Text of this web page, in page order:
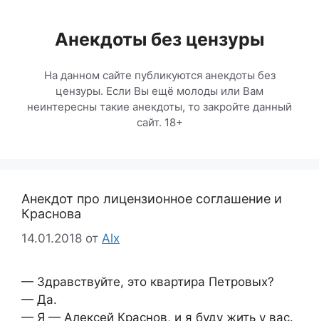
содержимомуАнекдоты без цензуры
На данном сайте публикуются анекдоты без
цензуры. Если Вы ещё молоды или Вам
неинтересны такие анекдоты, то закройте данный
сайт. 18+
Анекдот про лицензионное соглашение и
Краснова
14.01.2018 от Alx
— Здравствуйте, это квартира Петровых?
— Да.
— Я — Алексей Краснов, и я буду жить у вас.